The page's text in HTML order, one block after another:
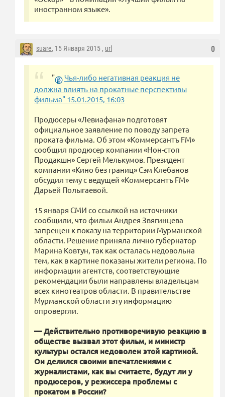
иностранном языке».
0
suare, 15 Января 2015 , url
"
Чья-либо негативная реакция не
должна влиять на прокатные перспективы
фильма" 15.01.2015, 16:03
Продюсеры «Левиафана» подготовят
официальное заявление по поводу запрета
проката фильма. Об этом «Коммерсантъ FM»
сообщил продюсер компании «Нон-стоп
Продакшн» Сергей Мелькумов. Президент
компании «Кино без границ» Сэм Клебанов
обсудил тему с ведущей «Коммерсантъ FM»
Дарьей Полыгаевой.
15 января СМИ со ссылкой на источники
сообщили, что фильм Андрея Звягинцева
запрещен к показу на территории Мурманской
области. Решение приняла лично губернатор
Марина Ковтун, так как осталась недовольна
тем, как в картине показаны жители региона. По
информации агентств, соответствующие
рекомендации были направлены владельцам
всех кинотеатров области. В правительстве
Мурманской области эту информацию
опровергли.
— Действительно противоречивую реакцию в
обществе вызвал этот фильм, и министр
культуры остался недоволен этой картиной.
Он делился своими впечатлениями с
журналистами, как вы считаете, будут ли у
продюсеров, у режиссера проблемы с
прокатом в России?